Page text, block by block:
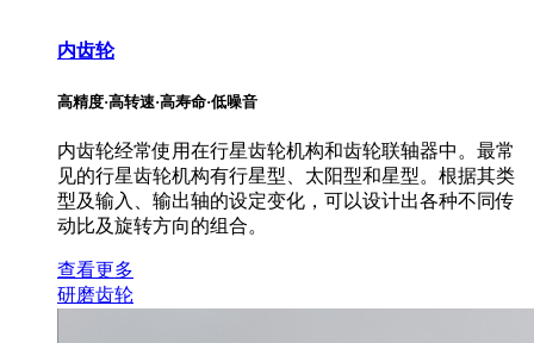
内齿轮
高精度·高转速·高寿命·低噪音
内齿轮经常使用在行星齿轮机构和齿轮联轴器中。最常
见的行星齿轮机构有行星型、太阳型和星型。根据其类
型及输入、输出轴的设定变化，可以设计出各种不同传
动比及旋转方向的组合。
查看更多
研磨齿轮